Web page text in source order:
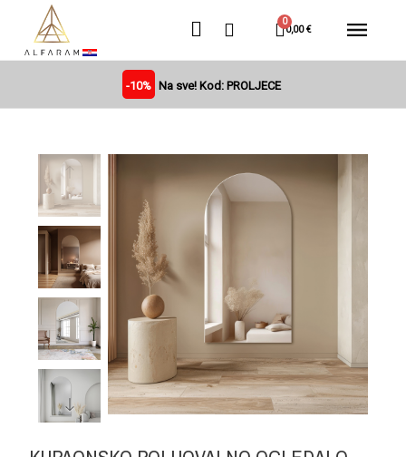
0,00 €
-10% Na sve! Kod: PROLJECE